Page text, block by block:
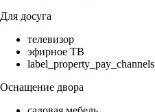
Для досуга
телевизор
эфирное ТВ
label_property_pay_channels
Оснащение двора